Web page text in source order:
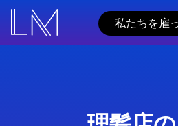
私たちを雇